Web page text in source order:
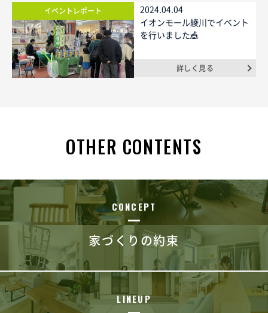
カスタマーハラスメントに関する基本方針
イベントレポート
2024.04.04
イオンモール綾川でイベント
を行いました🎪
詳しく見る
OTHER CONTENTS
CONCEPT
家づくりの約束
LINEUP